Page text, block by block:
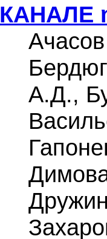
КАНАЛЕ
А.Д.,